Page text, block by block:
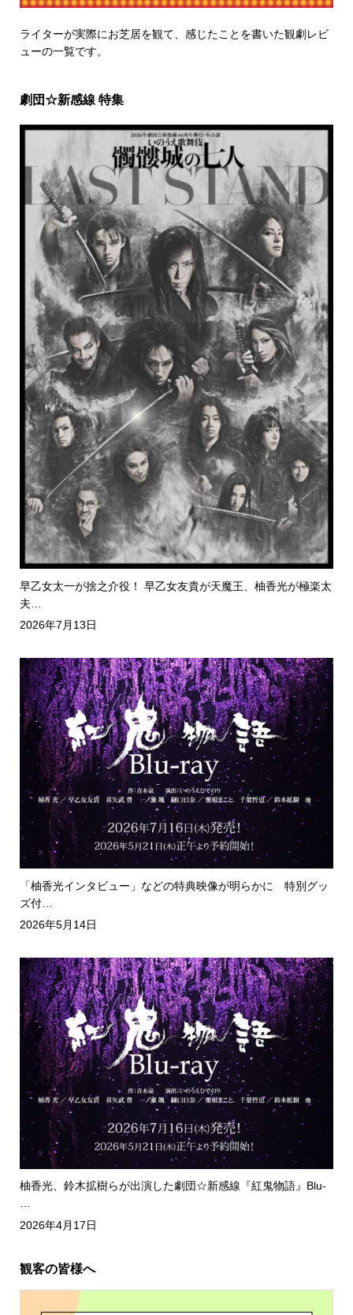
ライターが実際にお芝居を観て、感じたことを書いた観劇レビ
ューの一覧です。
劇団☆新感線 特集
早乙女太一が捨之介役！ 早乙女友貴が天魔王、柚香光が極楽太
夫…
2026年7月13日
「柚香光インタビュー」などの特典映像が明らかに 特別グッ
ズ付…
2026年5月14日
柚香光、鈴木拡樹らが出演した劇団☆新感線『紅鬼物語』Blu-
…
2026年4月17日
観客の皆様へ